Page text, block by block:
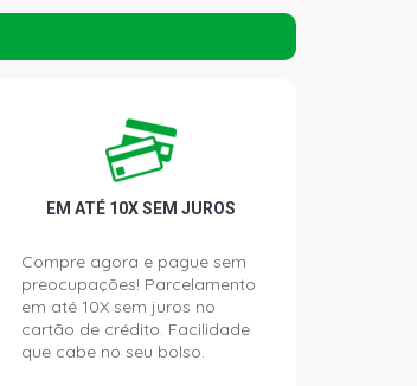
FLEX (2008 -
(2004 - 2005)
EA111 CCNA L4
EM ATÉ 10X SEM JUROS
Compre agora e pague sem
preocupações! Parcelamento
em até 10X sem juros no
cartão de crédito. Facilidade
que cabe no seu bolso.